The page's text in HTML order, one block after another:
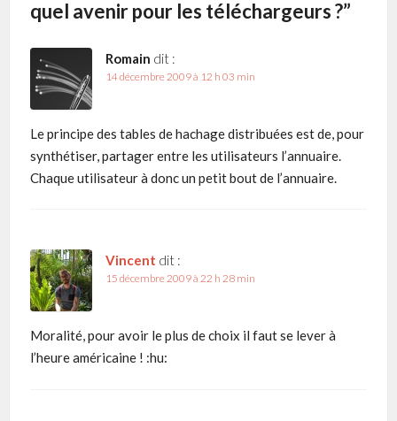
quel avenir pour les téléchargeurs ?”
Romain dit :
14 décembre 2009 à 12 h 03 min
Le principe des tables de hachage distribuées est de, pour
synthétiser, partager entre les utilisateurs l’annuaire.
Chaque utilisateur à donc un petit bout de l’annuaire.
Vincent dit :
15 décembre 2009 à 22 h 28 min
Moralité, pour avoir le plus de choix il faut se lever à
l’heure américaine ! :hu: